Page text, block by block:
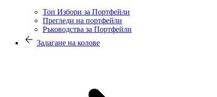
Топ Избори за Портфейли
Прегледи на портфейли
Ръководства за Портфейли
Залагане на колове